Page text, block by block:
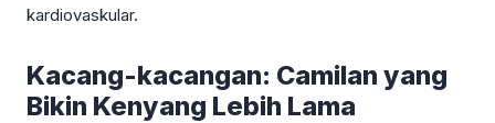
kardiovaskular.
Kacang-kacangan: Camilan yang
Bikin Kenyang Lebih Lama